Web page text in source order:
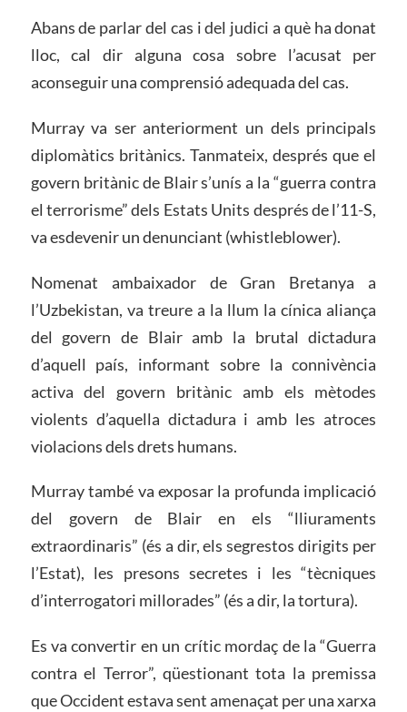
Abans de parlar del cas i del judici a què ha donat
lloc, cal dir alguna cosa sobre l’acusat per
aconseguir una comprensió adequada del cas.
Murray va ser anteriorment un dels principals
diplomàtics britànics. Tanmateix, després que el
govern britànic de Blair s’unís a la “guerra contra
el terrorisme” dels Estats Units després de l’11-S,
va esdevenir un denunciant (whistleblower).
Nomenat ambaixador de Gran Bretanya a
l’Uzbekistan, va treure a la llum la cínica aliança
del govern de Blair amb la brutal dictadura
d’aquell país, informant sobre la connivència
activa del govern britànic amb els mètodes
violents d’aquella dictadura i amb les atroces
violacions dels drets humans.
Murray també va exposar la profunda implicació
del govern de Blair en els “lliuraments
extraordinaris” (és a dir, els segrestos dirigits per
l’Estat), les presons secretes i les “tècniques
d’interrogatori millorades” (és a dir, la tortura).
Es va convertir en un crític mordaç de la “Guerra
contra el Terror”, qüestionant tota la premissa
que Occident estava sent amenaçat per una xarxa